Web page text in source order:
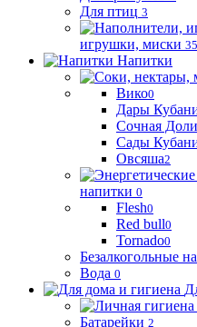
Для птиц 3
игрушки, миски 35
Напитки
Вико0
Дары
Сочная
Сады
Овсяша2
напитки 0
Flesh0
Red bull0
Tornado0
Безалкогольные
Вода 0
Батарейки 2